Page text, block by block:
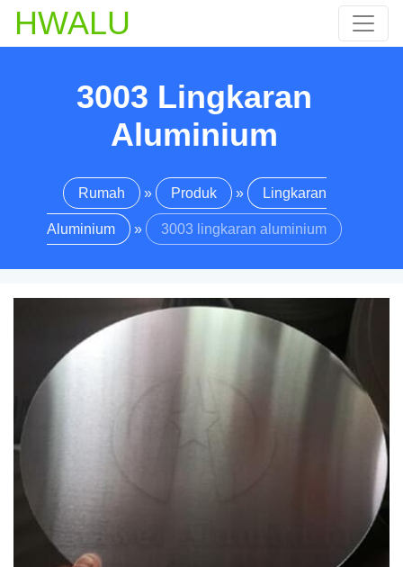
HWALU
3003 Lingkaran
Aluminium
Rumah » Produk » Lingkaran
Aluminium » 3003 lingkaran aluminium